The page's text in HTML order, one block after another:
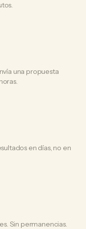
una propuesta
en días, no en
Sin permanencias.